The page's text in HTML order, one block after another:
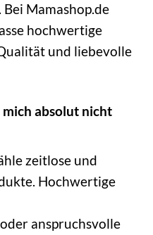
Mamashop.de
hochwertige
und liebevolle
absolut nicht
zeitlose und
Hochwertige
anspruchsvolle